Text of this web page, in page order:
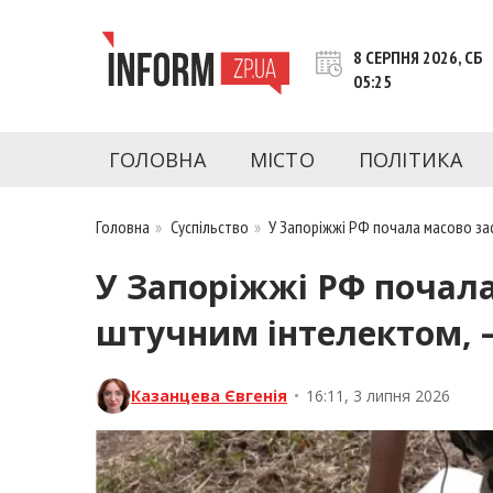
INFORM.ZP.UA – це інформаційний
Запоріжжя та Запорізької області на день.
8 СЕРПНЯ 2026, СБ
05:25
ГОЛОВНА МІСТО ПОЛІТИКА
Головна » Суспільство »У Запоріжжі РФ почала масово
У Запоріжжі РФ
штучним інтелектом,
Казанцева Євгенія • 16:11, 3 липня 2026